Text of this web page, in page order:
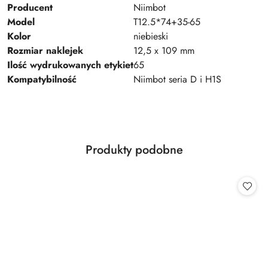
Producent
Niimbot
Model
T12.5*74+35-65
Kolor
niebieski
Rozmiar naklejek
12,5 x 109 mm
Ilość wydrukowanych etykiet65
Kompatybilność
Niimbot seria D i H1S
Pomiń karuzelę produktów
Produkty
Produkty podobne